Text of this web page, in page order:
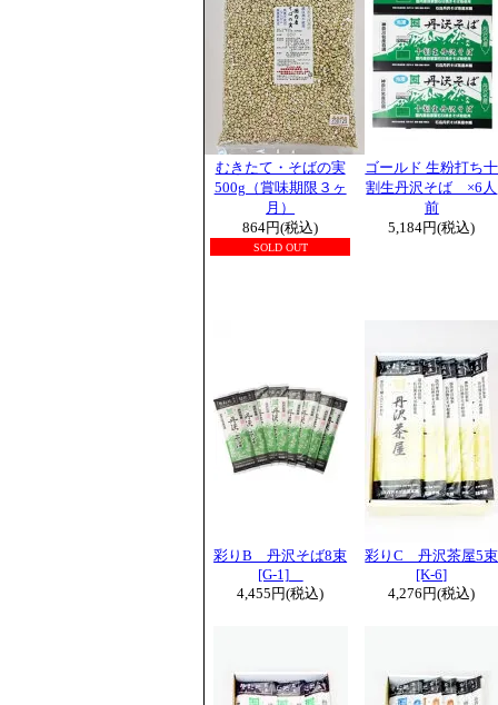
むきたて・そばの実
500g（賞味期限３ヶ
月）
864円(税込)
SOLD OUT
ゴールド 生粉打ち十
割生丹沢そば ×6人
前
5,184円(税込)
彩りB 丹沢そば8束
[G-1]
4,455円(税込)
彩りC 丹沢茶屋5束
[K-6]
4,276円(税込)